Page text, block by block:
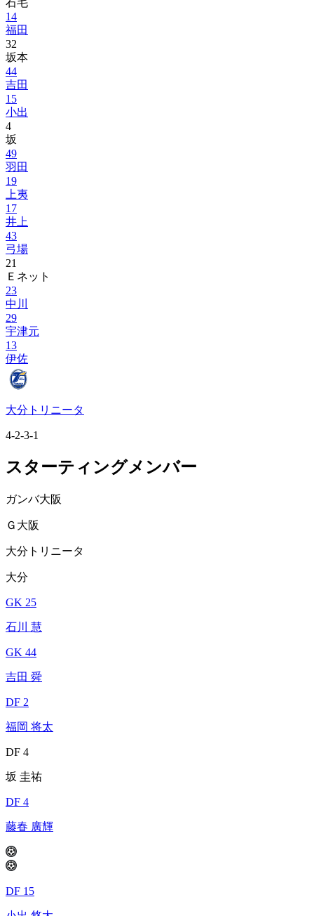
14
福田
32
坂本
44
吉田
15
小出
4
坂
49
羽田
19
上夷
17
井上
43
弓場
21
Ｅネット
23
中川
29
宇津元
13
伊佐
大分トリニータ
4-2-3-1
スターティングメンバー
ガンバ大阪
Ｇ大阪
大分トリニータ
大分
GK 25
石川 慧
GK 44
吉田 舜
DF 2
福岡 将太
DF 4
坂 圭祐
DF 4
藤春 廣輝
DF 15